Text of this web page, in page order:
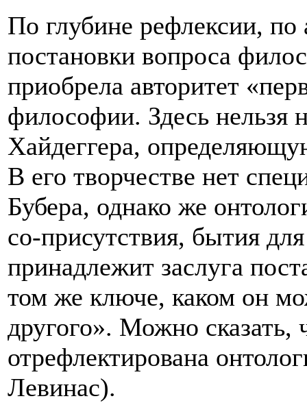
По глубине рефлексии,
постановки вопроса
приобрела авторитет
философии. Здесь
Хайдеггера,
В его творчестве нет
Бубера, однако же
со-присутствия, бытия
принадлежит заслуга
том же ключе, каком он
другого». Можно сказать,
отрефлектирована
Левинас).